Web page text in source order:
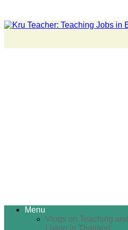
Menu
Vlogs on Teaching and
Living in Thailand